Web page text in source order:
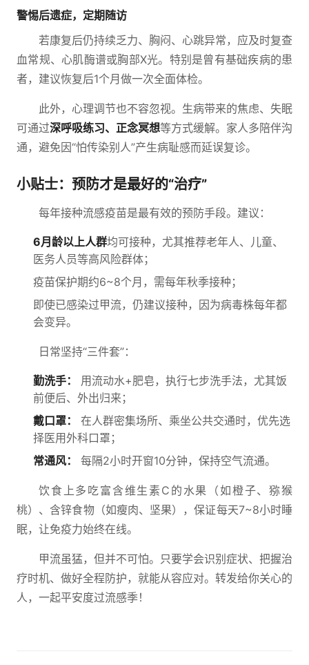
警惕后遗症，定期随访
若康复后仍持续乏力、胸闷、心跳异常，应及时复查
血常规、心肌酶谱或胸部X光。特别是曾有基础疾病的患
者，建议恢复后1个月做一次全面体检。
此外，心理调节也不容忽视。生病带来的焦虑、失眠
可通过深呼吸练习、正念冥想等方式缓解。家人多陪伴沟
通，避免因“怕传染别人”产生病耻感而延误复诊。
小贴士：预防才是最好的“治疗”
每年接种流感疫苗是最有效的预防手段。建议：
6月龄以上人群均可接种，尤其推荐老年人、儿童、
医务人员等高风险群体；
疫苗保护期约6~8个月，需每年秋季接种；
即使已感染过甲流，仍建议接种，因为病毒株每年都
会变异。
日常坚持“三件套”：
勤洗手：
用流动水+肥皂，执行七步洗手法，尤其饭
前便后、外出归来；
戴口罩：
在人群密集场所、乘坐公共交通时，优先选
择医用外科口罩；
常通风：
每隔2小时开窗10分钟，保持空气流通。
饮食上多吃富含维生素C的水果（如橙子、猕猴
桃）、含锌食物（如瘦肉、坚果），保证每天7~8小时睡
眠，让免疫力始终在线。
甲流虽猛，但并不可怕。只要学会识别症状、把握治
疗时机、做好全程防护，就能从容应对。转发给你关心的
人，一起平安度过流感季！